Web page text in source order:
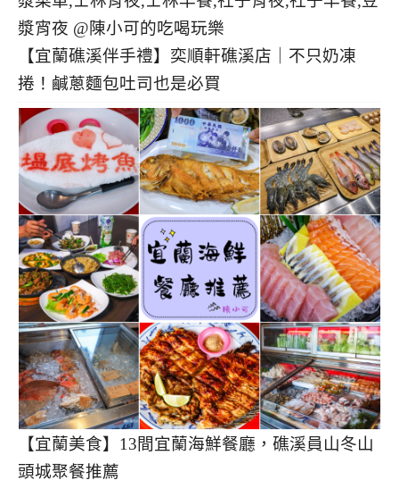
【宜蘭礁溪伴手禮】奕順軒礁溪店｜不只奶凍
捲！鹹蔥麵包吐司也是必買
【宜蘭美食】13間宜蘭海鮮餐廳，礁溪員山冬山
頭城聚餐推薦